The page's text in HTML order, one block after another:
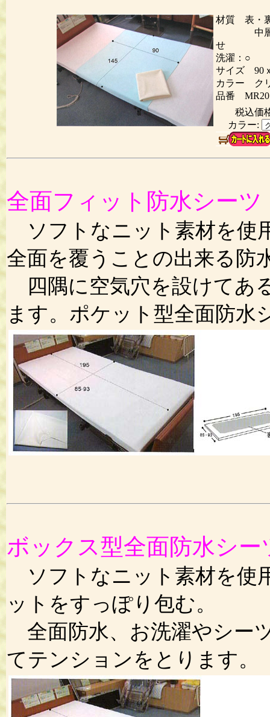
材質 表・
中層 ポ
せ
洗濯：○
サイズ 90
カラー ク
品番
税込価
カラー:
全面フィット防水シーツ
ソフトなニット素材を使
全面を覆うことの出来る防
四隅に空気穴を設けてあ
ます。ポケット型全面防水
ボックス型全面防水シー
ソフトなニット素材を使
ットをすっぽり包む。
全面防水、お洗濯やシー
てテンションをとります。